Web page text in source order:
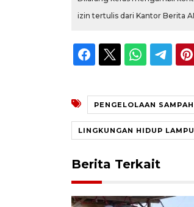
izin tertulis dari Kantor Berita
PENGELOLAAN SAMPAH
LINGKUNGAN HIDUP
Berita Terkait